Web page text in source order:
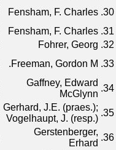
30.
Fensham, F. Charles
31.
Fensham, F. Charles
32.
Fohrer, Georg
33.
Freeman, Gordon M.
34.
Gaffney, Edward
McGlynn
35.
Gerhard, J.E. (praes.);
Vogelhaupt, J. (resp.)
36.
Gerstenberger,
Erhard